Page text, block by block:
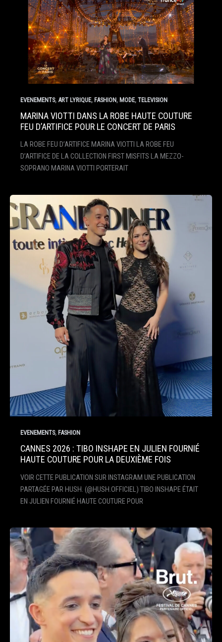
EVENEMENTS, ART LYRIQUE, FASHION, MODE, TELEVISION
MARINA VIOTTI DANS LA ROBE HAUTE COUTURE
FEU D’ARTIFICE POUR LE CONCERT DE PARIS
LA ROBE FEU D’ARTIFICE MARINA VIOTTI LA ROBE FEU
D’ARTIFICE DE LA COLLECTION FIRST MISFITS LA MEZZO-
SOPRANO MARINA VIOTTI PORTERAIT
EVENEMENTS, FASHION
CANNES 2026 : TIBO INSHAPE EN JULIEN FOURNIÉ
HAUTE COUTURE POUR LA DEUXIÈME FOIS
VOIR CETTE PUBLICATION SUR INSTAGRAM UNE PUBLICATION
PARTAGÉE PAR HUSH. (@HUSH.OFFICIEL) TIBO INSHAPE ÉTAIT
EN JULIEN FOURNIÉ HAUTE COUTURE POUR